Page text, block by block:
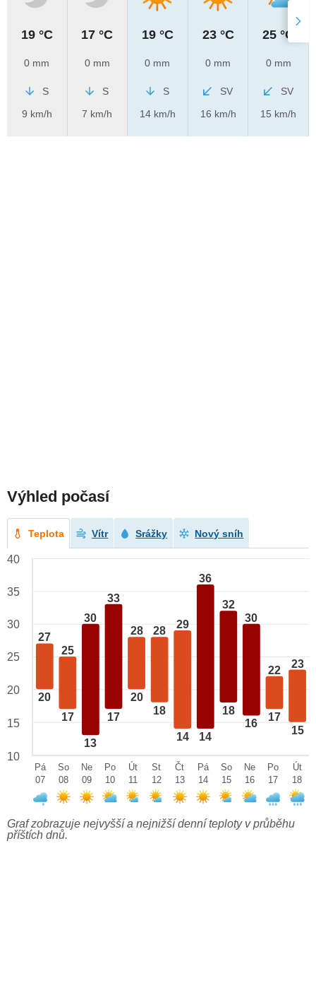
19 °C
0 mm
S
9 km/h
17 °C
0 mm
S
7 km/h
19 °C
0 mm
S
14 km/h
23 °C
0 mm
SV
16 km/h
25 °C
0 mm
SV
15 km/h
Výhled počasí
Teplota Vítr Srážky Nový sníh
27
20
25
17
30
13
33
17
28
20
28
18
29
14
36
14
32
18
30
16
22
17
23
15
40
35
30
25
20
15
10
Pá
07
So
08
Ne
09
Po
10
Út
11
St
12
Čt
13
Pá
14
So
15
Ne
16
Po
17
Út
18
Graf zobrazuje nejvyšší a nejnižší denní teploty v průběhu
příštích dnů.